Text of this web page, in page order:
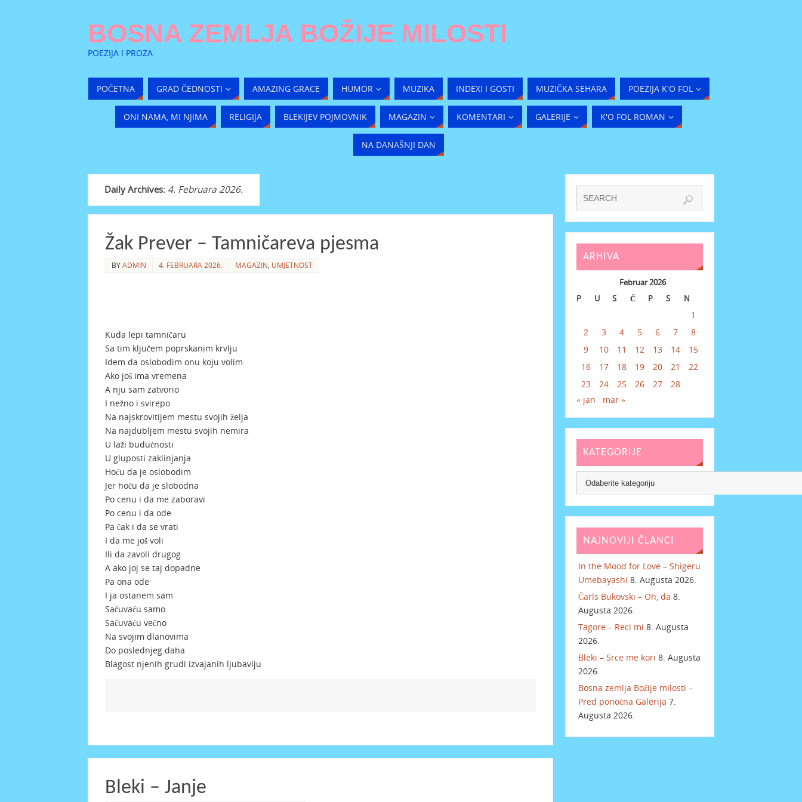
BOSNA ZEMLJA BOŽIJE MILOSTI
POEZIJA I PROZA
POČETNA GRAD ČEDNOSTI AMAZING GRACE HUMOR MUZIKA INDEXI I GOSTI MUZIČKA SEHARA POEZIJA K'O FOL
ONI NAMA, MI NJIMA RELIGIJA BLEKIJEV POJMOVNIK MAGAZIN KOMENTARI GALERIJE K'O FOL ROMAN
NA DANAŠNJI DAN
Daily Archives: 4. Februara 2026.
Žak Prever – Tamničareva pjesma
BYADMIN 4. FEBRUARA 2026. MAGAZIN UMJETNOST
Kuda lepi tamničaru
Sa tim ključem poprskanim krvlju
Idem da oslobodim onu koju volim
Ako još ima vremena
A nju sam zatvorio
I nežno i svirepo
Na najskrovitijem mestu svojih želja
Na najdubljem mestu svojih nemira
U laži budućnosti
U gluposti zaklinjanja
Hoću da je oslobodim
Jer hoću da je slobodna
Po cenu i da me zaboravi
Po cenu i da ode
Pa čak i da se vrati
I da me još voli
Ili da zavoli drugog
A ako joj se taj dopadne
Pa ona ode
I ja ostanem sam
Sačuvaću samo
Sačuvaću večno
Na svojim dlanovima
Do poslednjeg daha
Blagost njenih grudi izvajanih ljubavlju
Bleki – Janje
ARHIVA
Februar 2026
P
U S Č P S N
1
2
3 4 5 6 7
8
9
10 11 12 13 14
15
16
17 18 19 20 21
22
23
24 25 26 27
28
« jan
mar »
KATEGORIJE
NAJNOVIJI ČLANCI
In the Mood for Love – Shigeru
Umebayashi 8. Augusta 2026.
Čarls Bukovski – Oh, da 8.
Augusta 2026.
Tagore – Reci mi 8. Augusta
2026.
Bleki – Srce me kori 8. Augusta
2026.
Bosna zemlja Božije milosti –
Pred ponoćna Galerija 7.
Augusta 2026.